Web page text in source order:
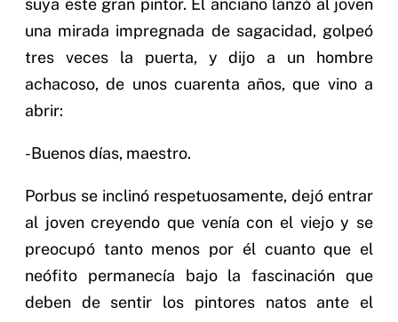
suya este gran pintor. El anciano lanzó al joven
una mirada impregnada de sagacidad, golpeó
tres veces la puerta, y dijo a un hombre
achacoso, de unos cuarenta años, que vino a
abrir:
-Buenos días, maestro.
Porbus se inclinó respetuosamente, dejó entrar
al joven creyendo que venía con el viejo y se
preocupó tanto menos por él cuanto que el
neófito permanecía bajo la fascinación que
deben de sentir los pintores natos ante el